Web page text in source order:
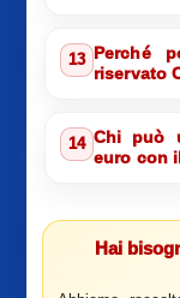
13 Perché
riservato
14 Chi può
euro con
Hai